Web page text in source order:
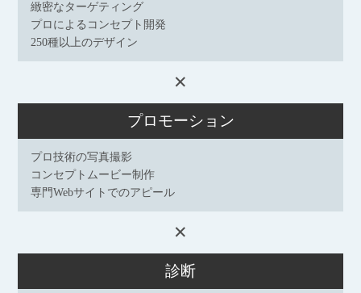
緻密なターゲティング
プロによるコンセプト開発
250種以上のデザイン
✕
プロモーション
プロ技術の写真撮影
コンセプトムービー制作
専門Webサイトでのアピール
✕
診断